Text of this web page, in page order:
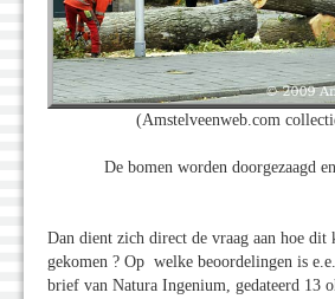
(Amstelveenweb.com
De bomen worden doorgezaagd
Dan dient zich direct de vraag aan hoe dit
gekomen ? Op welke beoordelingen is
brief van Natura Ingenium, gedateerd 13